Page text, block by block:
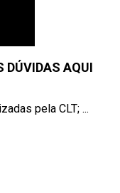
DÚVIDAS AQUI
pela CLT; ...